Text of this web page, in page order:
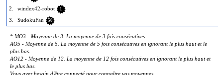
2. windex42-robot 1
3. SudokuFan 50
* MO3 - Moyenne de 3. La moyenne de 3 fois consécutives.
AO5 - Moyenne de 5. La moyenne de 5 fois consécutives en ignorant le plus haut et le
plus bas.
AO12 - Moyenne de 12. La moyenne de 12 fois consécutives en ignorant le plus haut et
le plus bas.
Vous avez besoin d'être connecté pour connaître vos moyennes